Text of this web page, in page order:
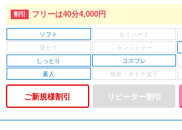
フリーは40分4,000円
ソフト
しっとり
コスプレ
素人
ご新規様割引